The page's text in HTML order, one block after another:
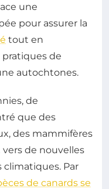
une
pour assurer la
tout en
de
autochtones.
de
que des
des mammifères
de nouvelles
climatiques. Par
de canards se